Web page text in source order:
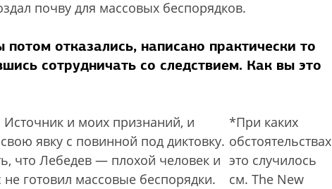
почву для массовых беспорядков.
отказались, написано практически то
сотрудничать со следствием. Как вы это
*При каких
обстоятельствах
это случилось
см. The New
и моих признаний, и
явку с повинной под диктовку.
что Лебедев — плохой человек и
готовил массовые беспорядки.